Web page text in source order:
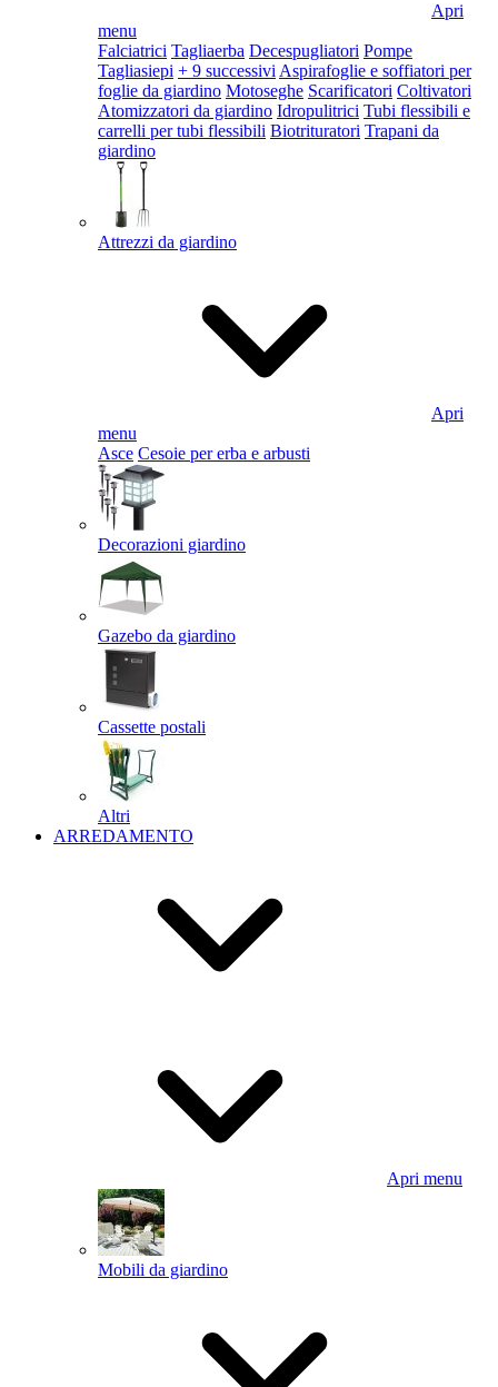
Apri
menu
Falciatrici Tagliaerba Decespugliatori Pompe
Tagliasiepi + 9 successivi Aspirafoglie e soffiatori per
foglie da giardino Motoseghe Scarificatori Coltivatori
Atomizzatori da giardino Idropulitrici Tubi flessibili e
carrelli per tubi flessibili Biotrituratori Trapani da
giardino
Attrezzi da giardino
Apri
menu
Asce Cesoie per erba e arbusti
Decorazioni giardino
Gazebo da giardino
Cassette postali
Altri
ARREDAMENTO
Apri menu
Mobili da giardino